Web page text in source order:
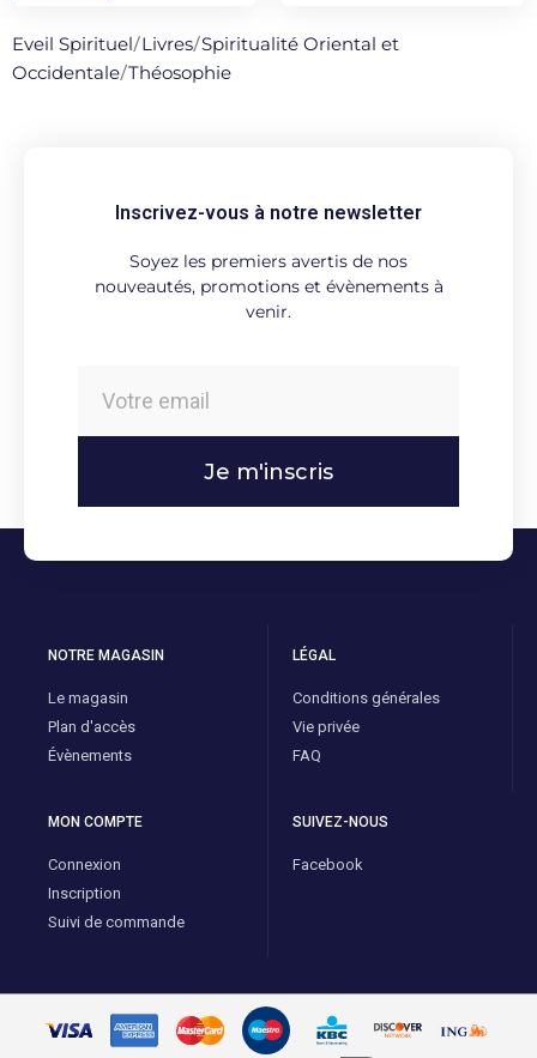
Eveil Spirituel/Livres/Spiritualité Oriental et
Occidentale/Théosophie
Inscrivez-vous à notre newsletter
Soyez les premiers avertis de nos
nouveautés, promotions et évènements à
venir.
Je m'inscris
NOTRE MAGASIN
Le magasin
Plan d'accès
Évènements
LÉGAL
Conditions générales
Vie privée
FAQ
MON COMPTE
Connexion
Inscription
Suivi de commande
SUIVEZ-NOUS
Facebook